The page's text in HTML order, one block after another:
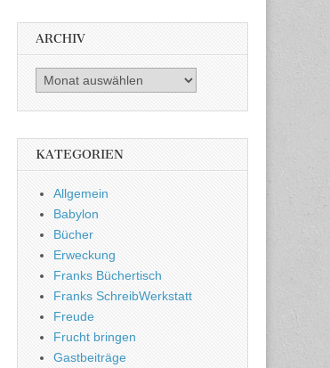
ARCHIV
Archiv
KATEGORIEN
Allgemein
Babylon
Bücher
Erweckung
Franks Büchertisch
Franks SchreibWerkstatt
Freude
Frucht bringen
Gastbeiträge